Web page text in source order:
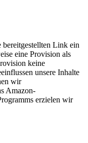
bereitgestellten Link ein
eine Provision als
keine
unsere Inhalte
wir
Amazon-
erzielen wir